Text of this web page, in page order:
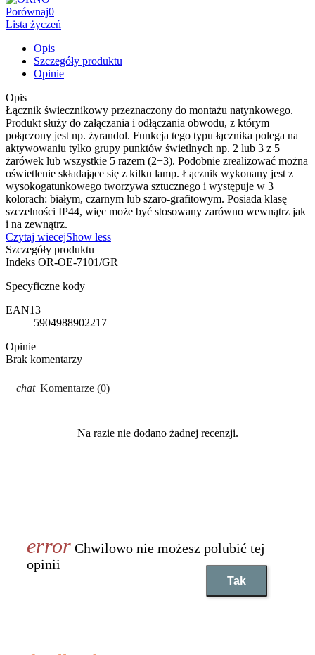
Porównaj0
Lista życzeń
Opis
Szczegóły produktu
Opinie
Opis
Łącznik świecznikowy przeznaczony do montażu natynkowego.
Produkt służy do załączania i odłączania obwodu, z którym
połączony jest np. żyrandol. Funkcja tego typu łącznika polega na
aktywowaniu tylko grupy punktów świetlnych np. 2 lub 3 z 5
żarówek lub wszystkie 5 razem (2+3). Podobnie zrealizować można
oświetlenie składające się z kilku lamp. Łącznik wykonany jest z
wysokogatunkowego tworzywa sztucznego i występuje w 3
kolorach: białym, czarnym lub szaro-grafitowym. Posiada klasę
szczelności IP44, więc może być stosowany zarówno wewnątrz jak
i na zewnątrz.
Czytaj wiecejShow less
Szczegóły produktu
Indeks OR-OE-7101/GR
Specyficzne kody
EAN13
5904988902217
Opinie
Brak komentarzy
Komentarze (0)
Na razie nie dodano żadnej recenzji.
Chwilowo nie możesz polubić tej
opinii
Tak